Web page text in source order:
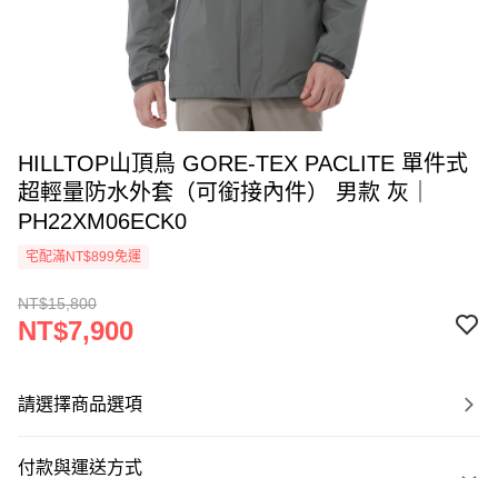
HILLTOP山頂鳥 GORE-TEX PACLITE 單件式
超輕量防水外套（可銜接內件） 男款 灰｜
PH22XM06ECK0
宅配滿NT$899免運
NT$15,800
NT$7,900
請選擇商品選項
付款與運送方式